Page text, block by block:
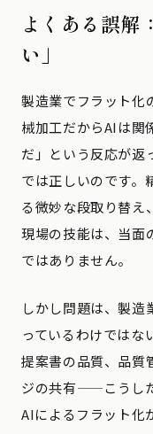
よくある誤解
い」
製造業でフラット化
械加工だからAIは関
だ」という反応が返
では正しいのです。
る微妙な段取り替
現場の技能は、当面
ではありません。
しかし問題は、製造
っているわけではな
提案書の品質、品質
ジの共有——こうし
AIによるフラット化